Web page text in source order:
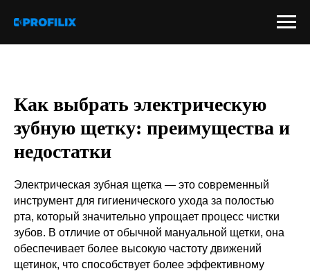
Как выбрать электрическую
зубную щетку: преимущества и
недостатки
Электрическая зубная щетка — это современный
инструмент для гигиенического ухода за полостью
рта, который значительно упрощает процесс чистки
зубов. В отличие от обычной мануальной щетки, она
обеспечивает более высокую частоту движений
щетинок, что способствует более эффективному